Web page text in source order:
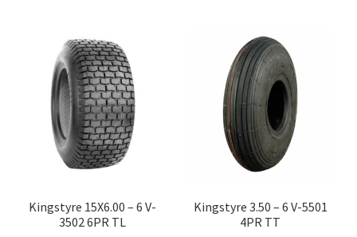
Kingstyre 15X6.00 – 6 V-
3502 6PR TL
Kingstyre 3.50 – 6 V-5501
4PR TT